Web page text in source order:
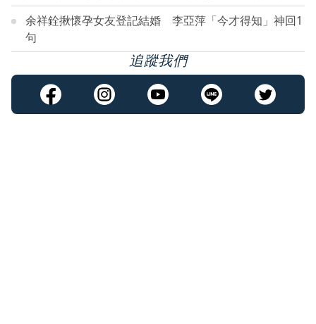
余祥銓揪懷孕女友登記結婚 李亞萍「今才得知」神回1
句
追蹤我們